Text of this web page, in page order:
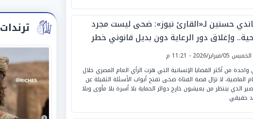
حسنين لـ«القارئ نيوز»: ضحى ليست مجرد
وإغلاق دور الرعاية دون بديل قانوني خطر
المجتمع
الخميس 05/فبراير/2026 - 11:21 م
من أكثر القضايا الإنسانية التي هزت الرأي العام المصري خلال
الماضية، لا تزال قصة الفتاة ضحى تفتح أبواب الأسئلة الثقيلة عن
الذي ينتظر من يعيشون خارج دوائر الحماية بلا أسرة بلا مأوى وبلا
حقيقي
ترندات